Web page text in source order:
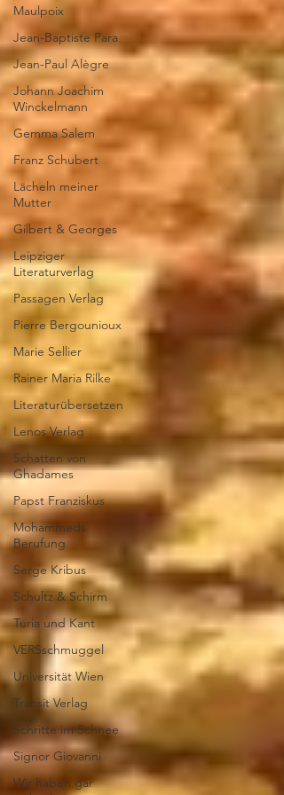
Maulpoix
Jean-Baptiste Para
Jean-Paul Alègre
Johann Joachim
Winckelmann
Gemma Salem
Franz Schubert
Lächeln meiner
Mutter
Gilbert & Georges
Leipziger
Literaturverlag
Passagen Verlag
Pierre Bergounioux
Marie Sellier
Rainer Maria Rilke
Literaturübersetzen
Lenos Verlag
Schatten von
Ghadames
Papst Franziskus
Mohammeds
Berufung
Serge Kribus
Schultz & Schirm
Turia und Kant
VERSschmuggel
Universität Wien
Transit Verlag
Schritte im Schnee
Signor Giovanni
Wir haben gar